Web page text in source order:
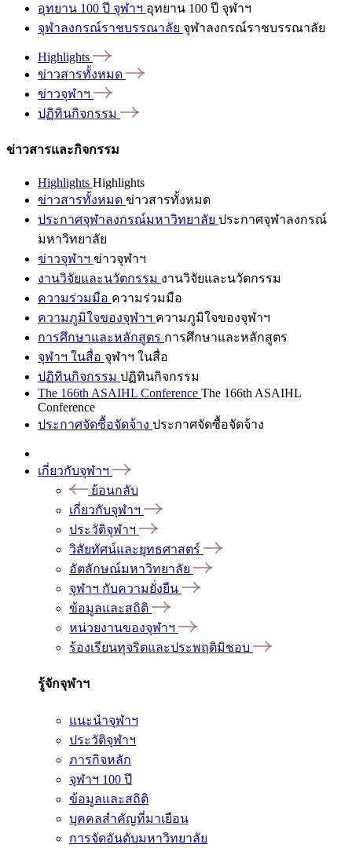
อุทยาน 100 ปี จุฬาฯ อุทยาน 100 ปี จุฬาฯ
จุฬาลงกรณ์ราชบรรณาลัย จุฬาลงกรณ์ราชบรรณาลัย
Highlights
ข่าวสารทั้งหมด
ข่าวจุฬาฯ
ปฏิทินกิจกรรม
ข่าวสารและกิจกรรม
Highlights Highlights
ข่าวสารทั้งหมด ข่าวสารทั้งหมด
ประกาศจุฬาลงกรณ์มหาวิทยาลัย ประกาศจุฬาลงกรณ์
มหาวิทยาลัย
ข่าวจุฬาฯ ข่าวจุฬาฯ
งานวิจัยและนวัตกรรม งานวิจัยและนวัตกรรม
ความร่วมมือ ความร่วมมือ
ความภูมิใจของจุฬาฯ ความภูมิใจของจุฬาฯ
การศึกษาและหลักสูตร การศึกษาและหลักสูตร
จุฬาฯ ในสื่อ จุฬาฯ ในสื่อ
ปฏิทินกิจกรรม ปฏิทินกิจกรรม
The 166th ASAIHL Conference The 166th ASAIHL
Conference
ประกาศจัดซื้อจัดจ้าง ประกาศจัดซื้อจัดจ้าง
เกี่ยวกับจุฬาฯ
ย้อนกลับ
เกี่ยวกับจุฬาฯ
ประวัติจุฬาฯ
วิสัยทัศน์และยุทธศาสตร์
อัตลักษณ์มหาวิทยาลัย
จุฬาฯ กับความยั่งยืน
ข้อมูลและสถิติ
หน่วยงานของจุฬาฯ
ร้องเรียนทุจริตและประพฤติมิชอบ
รู้จักจุฬาฯ
แนะนำจุฬาฯ
ประวัติจุฬาฯ
ภารกิจหลัก
จุฬาฯ 100 ปี
ข้อมูลและสถิติ
บุคคลสำคัญที่มาเยือน
การจัดอันดับมหาวิทยาลัย